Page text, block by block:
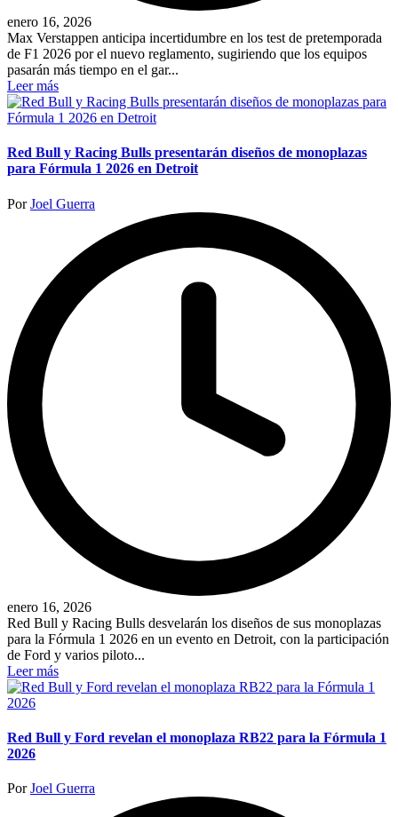
enero 16, 2026
Max Verstappen anticipa incertidumbre en los test de pretemporada
de F1 2026 por el nuevo reglamento, sugiriendo que los equipos
pasarán más tiempo en el gar...
Leer más
Red Bull y Racing Bulls presentarán diseños de monoplazas
para Fórmula 1 2026 en Detroit
Publicado
PorJoel Guerra
enero 16, 2026
Red Bull y Racing Bulls desvelarán los diseños de sus monoplazas
para la Fórmula 1 2026 en un evento en Detroit, con la participación
de Ford y varios piloto...
Leer más
Red Bull y Ford revelan el monoplaza RB22 para la Fórmula 1
2026
Publicado
PorJoel Guerra